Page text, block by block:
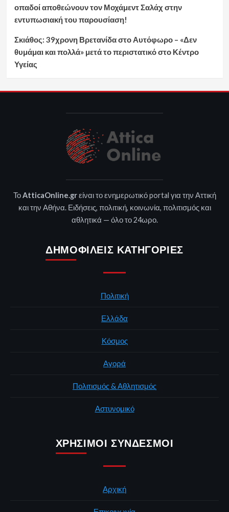
οπαδοί αποθεώνουν τον Μοχάμεντ Σαλάχ στην
εντυπωσιακή του παρουσίαση!
Σκιάθος: 39χρονη Βρετανίδα στο Αυτόφωρο – «Δεν
θυμάμαι και πολλά» μετά το περιστατικό στο Κέντρο
Υγείας
ΤοAtticaOnline.grείναι το ενημερωτικό portal για την Αττική
και την Αθήνα. Ειδήσεις, πολιτική, κοινωνία, πολιτισμός και
αθλητικά — όλο το 24ωρο.
ΔΗΜΟΦΙΛΕΊΣ ΚΑΤΗΓΟΡΊΕΣ
Πολιτική
Ελλάδα
Κόσμος
Αγορά
Πολιτισμός & Αθλητισμός
Αστυνομικό
ΧΡΉΣΙΜΟΙ ΣΎΝΔΕΣΜΟΙ
Αρχική